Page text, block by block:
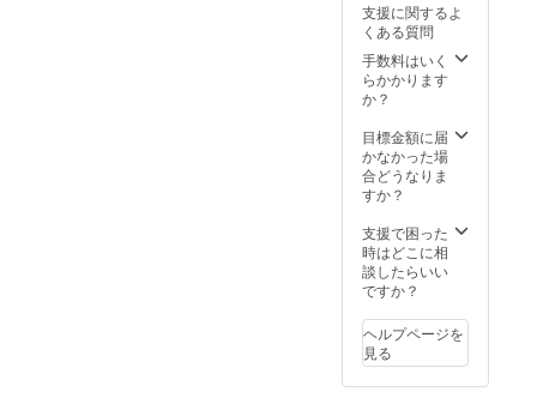
円相
当） ・
オフラ
イン
MTG参
（方向
性等の
話し合
い参
支援に関するよ
くある質問
手数料はいく
らかかります
か？
目標金額に届
かなかった場
合どうなりま
すか？
支援で困った
時はどこに相
談したらいい
ですか？
ヘルプページを
見る